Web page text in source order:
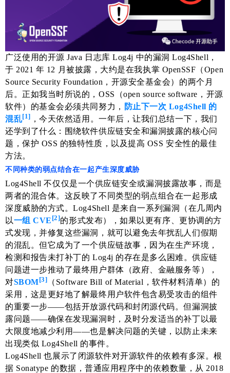
广泛使用的开源 Java 日志库 Log4j 中的漏洞 Log4Shell，
于 2021 年 12 月被披露，大约是在我执掌 OpenSSF（Open
Source Security Foundation，开源安全基金会）的两个月
后。正如我当时所说的，OSS（open source software，开源
软件）的基金会必须共同努力，
防止下一次 Log4Shell 的
混乱[1] ，今天依然适用。一年后，让我们总结一下，我们
还学到了什么：围绕软件供应链安全和漏洞披露的核心问
题，保护 OSS 的独特性质，以及提高 OSS 安全性的最佳
方法。
不同种类的弱点结合在一起产生深度威胁
Log4Shell 不仅仅是一个供应链安全或漏洞披露故事，而是
两者的混合体。这反映了不同类型的弱点组合在一起形成
深度威胁的方式。Log4Shell 是来自一系列漏洞（在几周内
以一组 CVE [2]的形式发布），如果以更有序、更协调的方
式发现，并修复这些漏洞，就可以避免去年扰乱人们假期
的混乱。但它成为了一个供应链故事，因为在生产环境，
检测和报告未打补丁的 Log4j 的存在是多么困难。供应链
问题进一步推动了最终用户群体（政府、金融服务等），
对SBOM[3] （Software Bill of Material，软件材料清单）的
采用，这是更好地了解最终用户软件包含易受攻击的组件
的重要一步——包括开放源代码和封闭源代码。但漏洞披
露问题——确保在发现漏洞时，及时分发适当的补丁以最
大限度地减少利用——也是解决问题的关键，以防止未来
出现类似 Log4Shell 的事件。
Log4Shell 也展示了闭源软件对开源软件的依赖有多深。根
据 Sonatype 的数据，普通应用程序中的依赖数量，从 2018